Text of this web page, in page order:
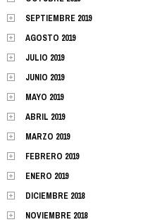
SEPTIEMBRE 2019
AGOSTO 2019
JULIO 2019
JUNIO 2019
MAYO 2019
ABRIL 2019
MARZO 2019
FEBRERO 2019
ENERO 2019
DICIEMBRE 2018
NOVIEMBRE 2018